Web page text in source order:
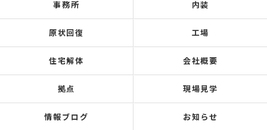
事務所 内装
原状回復 工場
住宅解体 会社概要
拠点 現場見学
情報ブログ お知らせ